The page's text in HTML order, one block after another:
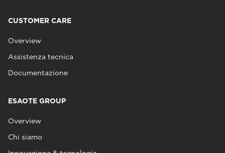
CUSTOMER CARE
Overview
Assistenza tecnica
Documentazione
ESAOTE GROUP
Overview
Chi siamo